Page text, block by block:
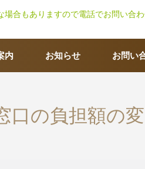
内 お知らせ お問い
口の負担額の